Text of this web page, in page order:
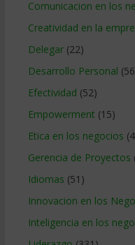
Comunicacion en los
Creatividad en la
Delegar(22)
Desarrollo Personal
Efectividad (52)
Empowerment (15)
Etica en los negocios
Gerencia de Proyectos
Idiomas (51)
Innovacion en los
Inteligencia en los